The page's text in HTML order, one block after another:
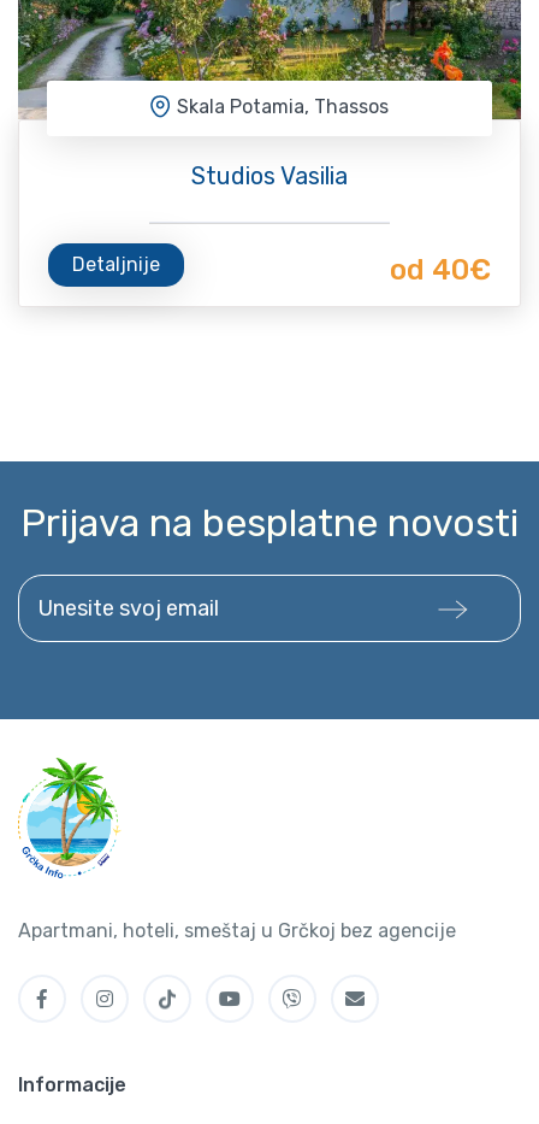
Skala Potamia, Thassos
Studios Vasilia
Detaljnije od 40€
Prijava na besplatne novosti
Unesite svoj email
Apartmani, hoteli, smeštaj u Grčkoj bez agencije
Informacije